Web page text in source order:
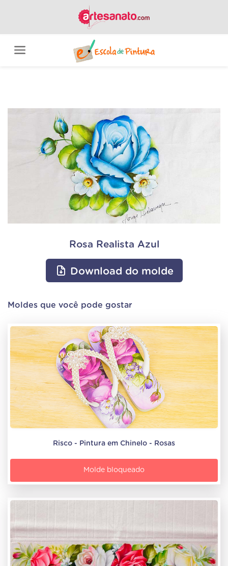
Rosa Realista Azul
Download do molde
Moldes que você pode gostar
Risco - Pintura em Chinelo - Rosas
Molde bloqueado